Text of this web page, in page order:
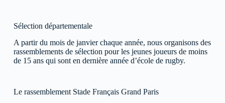
Sélection départementale
A partir du mois de janvier chaque année, nous organisons des
rassemblements de sélection pour les jeunes joueurs de moins
de 15 ans qui sont en dernière année d’école de rugby.
Le rassemblement Stade Français Grand Paris